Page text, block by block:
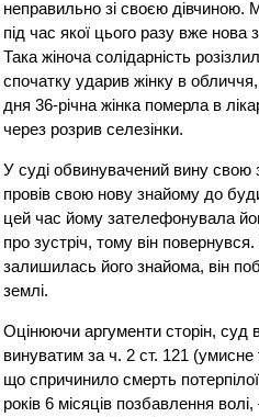
неправильно зі своєю дівчиною.
під час якої цього разу вже
Така жіноча солідарність
спочатку ударив жінку в
дня 36-річна жінка померла в
через розрив селезінки.
У суді обвинувачений вину свою
провів свою нову знайому до
цей час йому зателефонувала
про зустріч, тому він
залишилась його знайома, він
землі.
Оцінюючи аргументи сторін, суд
винуватим за ч. 2 ст. 121
що спричинило смерть
років 6 місяців позбавлення